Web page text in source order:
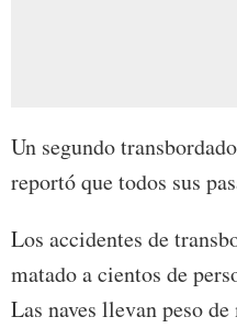
Un segundo
reportó que todos sus
Los accidentes de
matado a cientos de
Las naves llevan peso